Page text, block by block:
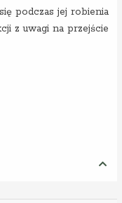
podczas jej robienia
z uwagi na przejście